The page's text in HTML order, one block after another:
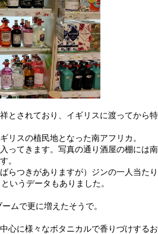
とされており、イギリスに渡ってから特
リスの植民地となった南アフリカ。
ってきます。写真の通り酒屋の棚には南
。
らつきがありますが）ジンの一人当たり
いうデータもありました。
ムで更に増えたそうで。
心に様々なボタニカルで香りづけするお